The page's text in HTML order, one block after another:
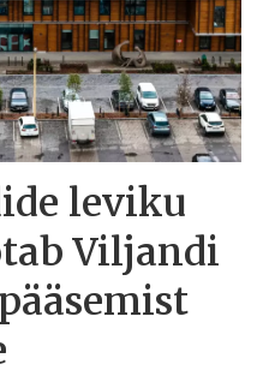
leviku
Viljandi